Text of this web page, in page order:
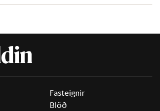
Fasteignir
Blöð